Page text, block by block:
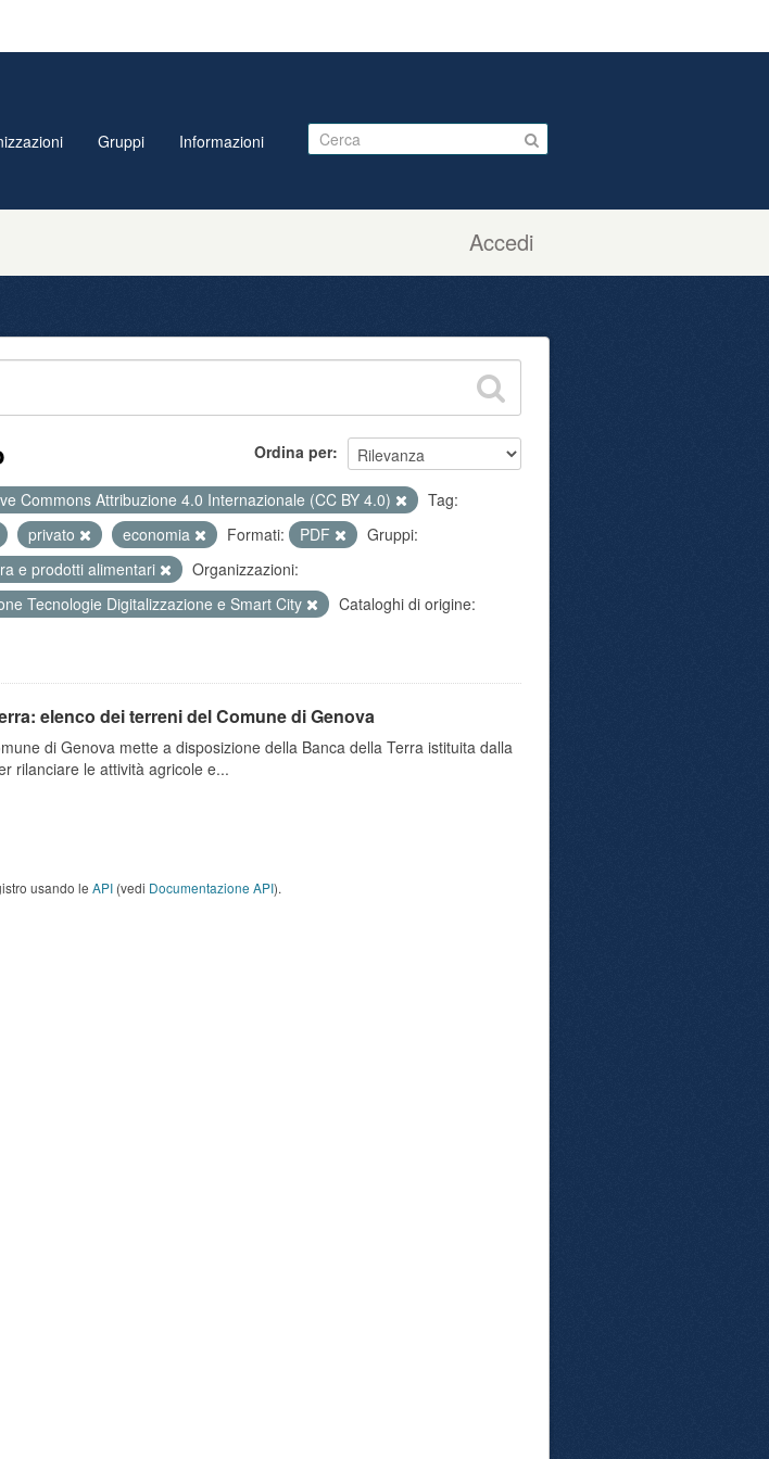
Accedi
Gruppi Informazioni
Ordina per
Commons Attribuzione 4.0 Internazionale (CC BY 4.0)
Tag:
privato economia Formati: PDF
Gruppi:
e prodotti alimentari
Organizzazioni:
Tecnologie Digitalizzazione e Smart City
Cataloghi di origine:
elenco dei terreni del Comune di Genova
di Genova mette a disposizione della Banca della Terra istituita dalla
rilanciare le attività agricole e...
usando le API (vedi Documentazione API).